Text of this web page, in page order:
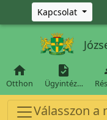
Ugrás a fő tartalomra
Kapcsolat

Otthon

Ügyintéz…
Válasszon a